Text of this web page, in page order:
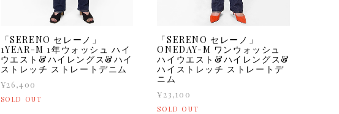
「SERENO セレーノ」
1YEAR-M 1年ウォッシュ ハイ
ウエスト&ハイレングス&ハイ
ストレッチ ストレートデニム
¥26,400
SOLD OUT
「SERENO セレーノ」
ONEDAY-M ワンウォッシュ
ハイウエスト&ハイレングス&
ハイストレッチ ストレートデ
ニム
¥23,100
SOLD OUT